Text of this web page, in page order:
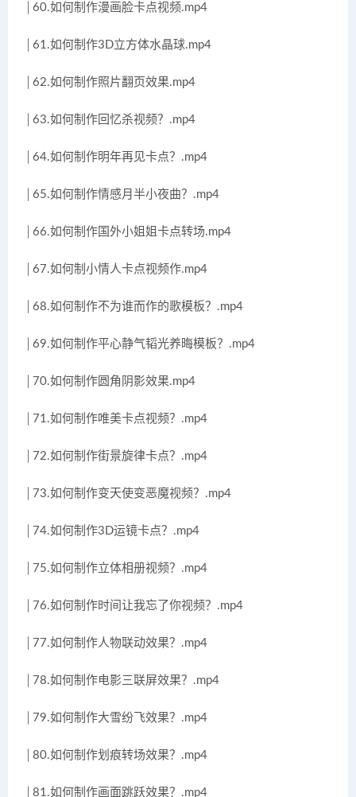
│60.如何制作漫画脸卡点视频.mp4
│61.如何制作3D立方体水晶球.mp4
│62.如何制作照片翻页效果.mp4
│63.如何制作回忆杀视频？.mp4
│64.如何制作明年再见卡点？.mp4
│65.如何制作情感月半小夜曲？.mp4
│66.如何制作国外小姐姐卡点转场.mp4
│67.如何制小情人卡点视频作.mp4
│68.如何制作不为谁而作的歌模板？.mp4
│69.如何制作平心静气韬光养晦模板？.mp4
│70.如何制作圆角阴影效果.mp4
│71.如何制作唯美卡点视频？.mp4
│72.如何制作街景旋律卡点？.mp4
│73.如何制作变天使变恶魔视频？.mp4
│74.如何制作3D运镜卡点？.mp4
│75.如何制作立体相册视频？.mp4
│76.如何制作时间让我忘了你视频？.mp4
│77.如何制作人物联动效果？.mp4
│78.如何制作电影三联屏效果？.mp4
│79.如何制作大雪纷飞效果？.mp4
│80.如何制作划痕转场效果？.mp4
│81.如何制作画面跳跃效果？.mp4